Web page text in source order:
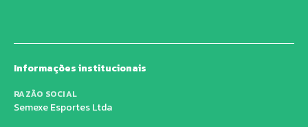
Informações institucionais
RAZÃO SOCIAL
Semexe Esportes Ltda